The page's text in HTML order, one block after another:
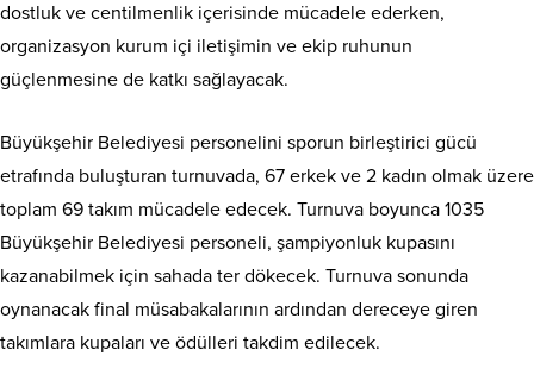
dostluk ve centilmenlik içerisinde mücadele ederken,
organizasyon kurum içi iletişimin ve ekip ruhunun
güçlenmesine de katkı sağlayacak.
Büyükşehir Belediyesi personelini sporun birleştirici gücü
etrafında buluşturan turnuvada, 67 erkek ve 2 kadın olmak üzere
toplam 69 takım mücadele edecek. Turnuva boyunca 1035
Büyükşehir Belediyesi personeli, şampiyonluk kupasını
kazanabilmek için sahada ter dökecek. Turnuva sonunda
oynanacak final müsabakalarının ardından dereceye giren
takımlara kupaları ve ödülleri takdim edilecek.